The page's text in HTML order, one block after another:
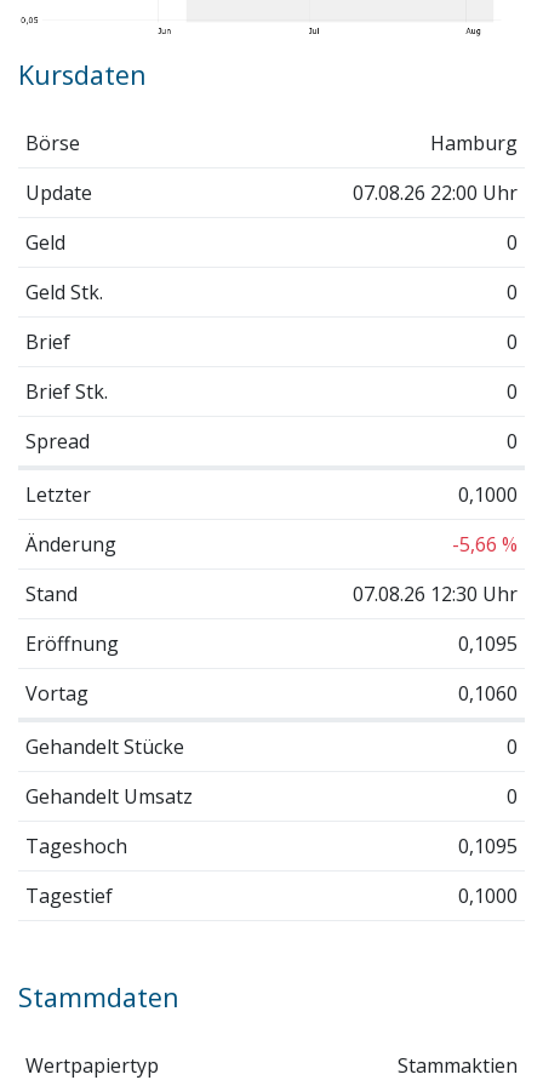
Kursdaten
Börse
Hamburg
Update
07.08.26 22:00 Uhr
Geld
0
Geld Stk.
0
Brief
0
Brief Stk.
0
Spread
0
Letzter
0,1000
Änderung
-5,66 %
Stand
07.08.26 12:30 Uhr
Eröffnung
0,1095
Vortag
0,1060
Gehandelt Stücke
0
Gehandelt Umsatz
0
Tageshoch
0,1095
Tagestief
0,1000
Stammdaten
Wertpapiertyp
Stammaktien